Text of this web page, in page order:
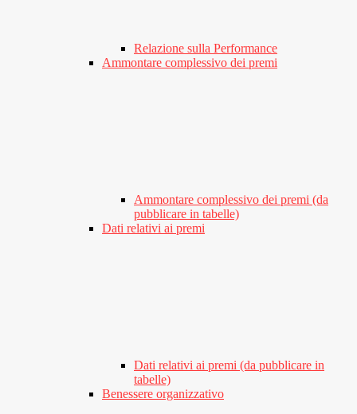
Relazione sulla Performance
Ammontare complessivo dei premi
Ammontare complessivo dei premi (da
pubblicare in tabelle)
Dati relativi ai premi
Dati relativi ai premi (da pubblicare in
tabelle)
Benessere organizzativo